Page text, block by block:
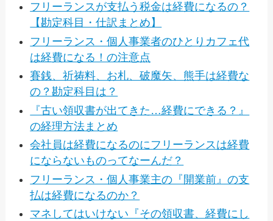
フリーランスが支払う税金は経費になるの？
【勘定科目・仕訳まとめ】
フリーランス・個人事業者のひとりカフェ代
は経費になる！の注意点
賽銭、祈祷料、お札、破魔矢、熊手は経費な
の？勘定科目は？
『古い領収書が出てきた…経費にできる？』
の経理方法まとめ
会社員は経費になるのにフリーランスは経費
にならないものってなーんだ？
フリーランス・個人事業主の『開業前』の支
払は経費になるのか？
マネしてはいけない『その領収書、経費にし